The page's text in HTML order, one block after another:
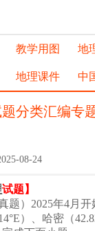
教学用图 地
地理课件 中
分类汇编专
08-24
试题】
）2025年4月开
）、哈密（